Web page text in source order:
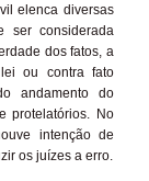
elenca diversas
ser considerada
dos fatos, a
ou contra fato
andamento do
protelatórios. No
intenção de
os juízes a erro.